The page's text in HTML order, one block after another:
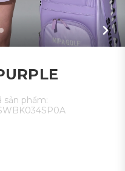
sản phẩm: